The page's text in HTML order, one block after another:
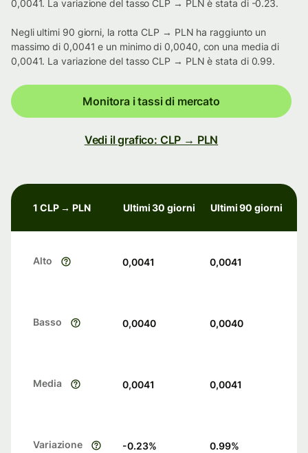
0,0041. La variazione del tasso CLP → PLN è stata di -0.23.
Negli ultimi 90 giorni, la rotta CLP → PLN ha raggiunto un
massimo di 0,0041 e un minimo di 0,0040, con una media di
0,0041. La variazione del tasso CLP → PLN è stata di 0.99.
Monitora i tassi di mercato
Vedi il grafico: CLP → PLN
1 CLP → PLN Ultimi 30 giorni Ultimi 90 giorni
Alto 0,0041 0,0041
Basso 0,0040 0,0040
Media 0,0041 0,0041
Variazione -0.23% 0.99%